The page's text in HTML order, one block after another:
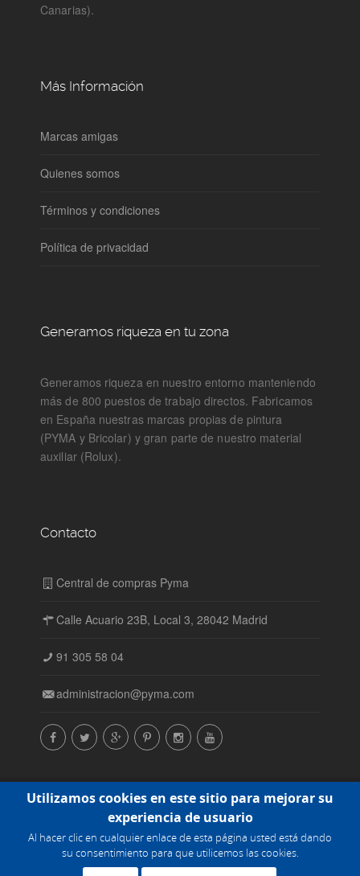
Canarias).
Más Información
Marcas amigas
Quienes somos
Términos y condiciones
Política de privacidad
Generamos riqueza en tu zona
Generamos riqueza en nuestro entorno manteniendo
más de 800 puestos de trabajo directos. Fabricamos
en España nuestras marcas propias de pintura
(PYMA y Bricolar) y gran parte de nuestro material
auxiliar (Rolux).
Contacto
Central de compras Pyma
Calle Acuario 23B, Local 3, 28042 Madrid
91 305 58 04
administracion@pyma.com
© Central de compras Pyma SL. Todos los derechos
reservados. 2015-2016 |
Política de cookies
Powered by
Utilizamos cookies en este sitio para mejorar su
experiencia de usuario
Al hacer clic en cualquier enlace de esta página usted está dando
su consentimiento para que utilicemos las cookies.